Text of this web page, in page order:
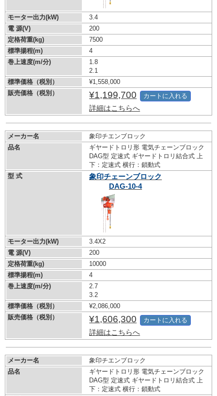
モーター出力(kW)
3.4
電 源(V)
200
定格荷重(kg)
7500
標準揚程(m)
4
巻上速度(m/分)
1.8
2.1
標準価格（税別）
¥1,558,000
販売価格（税別）
¥1,199,700
詳細はこちらへ
カートに入れる
メーカー名
象印チエンブロック
品名
ギヤードトロリ形 電気チェーンブロック
DAG型 定速式 ギヤードトロリ結合式 上
下：定速式 横行：鎖動式
型 式
象印チェーンブロック
DAG-10-4
モーター出力(kW)
3.4X2
電 源(V)
200
定格荷重(kg)
10000
標準揚程(m)
4
巻上速度(m/分)
2.7
3.2
標準価格（税別）
¥2,086,000
販売価格（税別）
¥1,606,300
詳細はこちらへ
カートに入れる
メーカー名
象印チエンブロック
品名
ギヤードトロリ形 電気チェーンブロック
DAG型 定速式 ギヤードトロリ結合式 上
下：定速式 横行：鎖動式